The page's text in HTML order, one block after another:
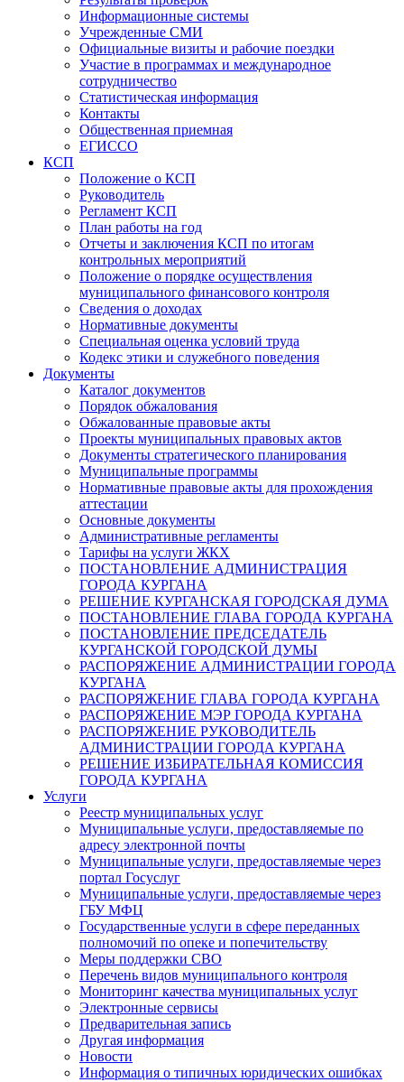
Информационные системы
Учрежденные СМИ
Официальные визиты и рабочие поездки
Участие в программах и международное
сотрудничество
Статистическая информация
Контакты
Общественная приемная
ЕГИССО
КСП
Положение о КСП
Руководитель
Регламент КСП
План работы на год
Отчеты и заключения КСП по итогам
контрольных мероприятий
Положение о порядке осуществления
муниципального финансового контроля
Сведения о доходах
Нормативные документы
Специальная оценка условий труда
Кодекс этики и служебного поведения
Документы
Каталог документов
Порядок обжалования
Обжалованные правовые акты
Проекты муниципальных правовых актов
Документы стратегического планирования
Муниципальные программы
Нормативные правовые акты для прохождения
аттестации
Основные документы
Административные регламенты
Тарифы на услуги ЖКХ
ПОСТАНОВЛЕНИЕ АДМИНИСТРАЦИЯ
ГОРОДА КУРГАНА
РЕШЕНИЕ КУРГАНСКАЯ ГОРОДСКАЯ ДУМА
ПОСТАНОВЛЕНИЕ ГЛАВА ГОРОДА КУРГАНА
ПОСТАНОВЛЕНИЕ ПРЕДСЕДАТЕЛЬ
КУРГАНСКОЙ ГОРОДСКОЙ ДУМЫ
РАСПОРЯЖЕНИЕ АДМИНИСТРАЦИИ ГОРОДА
КУРГАНА
РАСПОРЯЖЕНИЕ ГЛАВА ГОРОДА КУРГАНА
РАСПОРЯЖЕНИЕ МЭР ГОРОДА КУРГАНА
РАСПОРЯЖЕНИЕ РУКОВОДИТЕЛЬ
АДМИНИСТРАЦИИ ГОРОДА КУРГАНА
РЕШЕНИЕ ИЗБИРАТЕЛЬНАЯ КОМИССИЯ
ГОРОДА КУРГАНА
Услуги
Реестр муниципальных услуг
Муниципальные услуги, предоставляемые по
адресу электронной почты
Муниципальные услуги, предоставляемые через
портал Госуслуг
Муниципальные услуги, предоставляемые через
ГБУ МФЦ
Государственные услуги в сфере переданных
полномочий по опеке и попечительству
Меры поддержки СВО
Перечень видов муниципального контроля
Мониторинг качества муниципальных услуг
Электронные сервисы
Предварительная запись
Другая информация
Новости
Информация о типичных юридических ошибках